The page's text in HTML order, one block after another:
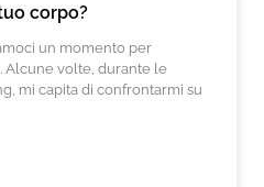
corpo?
un momento per
Alcune volte, durante le
mi capita di confrontarmi su